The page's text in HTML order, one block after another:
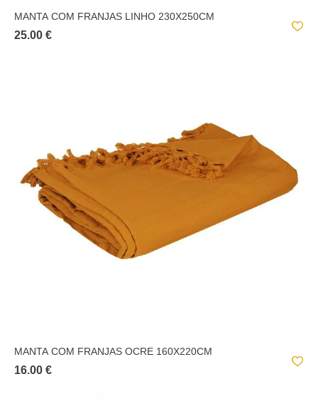
MANTA COM FRANJAS LINHO 230X250CM
25.00 €
MANTA COM FRANJAS OCRE 160X220CM
16.00 €